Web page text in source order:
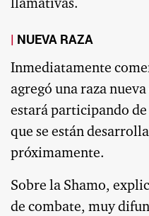
llamativas.
NUEVA RAZA
Inmediatamente
agregó una raza
estará participando
que se están
próximamente.
Sobre la Shamo,
de combate, muy